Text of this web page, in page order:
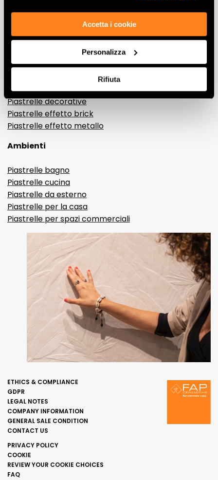
Accetta i cookie
Personalizza
Rifiuta
Effetti
Gres porcellanato effetto marmo
Gres porcellanato effetto legno
Gres porcellanato effetto pietra
Gres porcellanato effetto resina e cemento
Piastrelle 3D
Piastrelle decorative
Piastrelle effetto brick
Piastrelle effetto metallo
Ambienti
Piastrelle bagno
Piastrelle cucina
Piastrelle da esterno
Piastrelle per la casa
Piastrelle per spazi commerciali
ETHICS & COMPLIANCE
GDPR
LEGAL NOTES
COMPANY INFORMATION
GENERAL SALE CONDITION
CONTACT US
PRIVACY POLICY
COOKIE
REVIEW YOUR COOKIE CHOICES
FAQ